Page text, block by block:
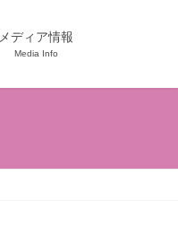
メディア情報
Media Info